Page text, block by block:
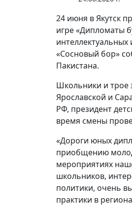
24 июня в Якутск
игре «Дипломаты
«Сосновый бор»
Пакистана.
Школьники и трое
Ярославской и
РФ, президент
время смены
«Дороги юных
приобщению
мероприятиях
школьников,
политики, очень
практики в